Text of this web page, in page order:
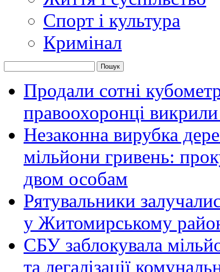
Спорт і культура
Кримінал
Продали сотні
правоохоронці
Незаконна вирубка
мільйони гривень:
двом особам
Рятувальники
у Житомирському
СБУ заблокувала
та легалізації